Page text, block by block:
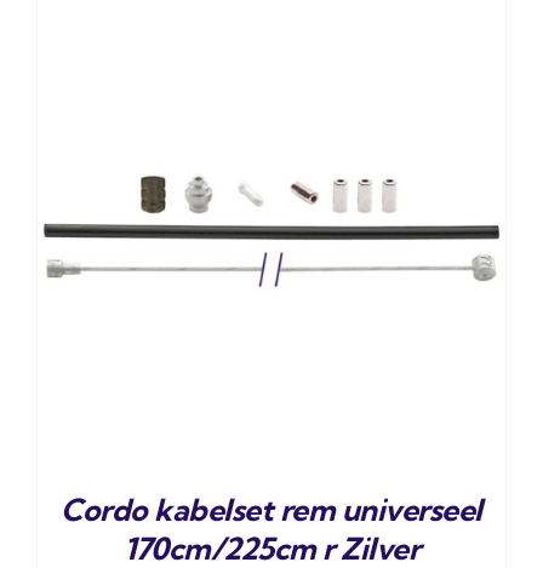
Cordo kabelset rem universeel
170cm/225cm r Zilver